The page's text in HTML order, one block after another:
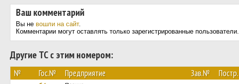
Ваш комментарий
Вы не вошли на сайт.
Комментарии могут оставлять только зарегистрированные пользователи.
Другие ТС с этим номером:
№ Гос.№ Предприятие Зав.№ Постр.